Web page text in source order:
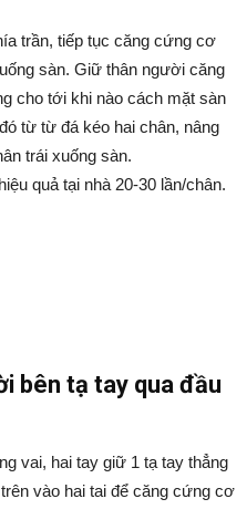
trần, tiếp tục căng cứng cơ
sàn. Giữ thân người căng
cho tới khi nào cách mặt sàn
từ từ đá kéo hai chân, nâng
trái xuống sàn.
quả tại nhà 20-30 lần/chân.
bên tạ tay qua đầu
vai, hai tay giữ 1 tạ tay thẳng
vào hai tai để căng cứng cơ